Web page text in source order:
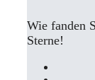
Wie fanden
Sterne!